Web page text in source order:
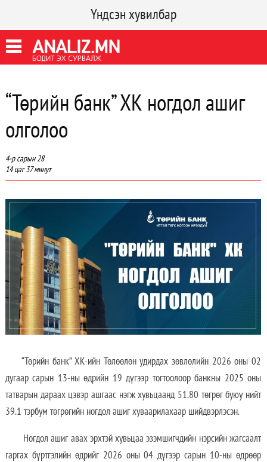
Үндсэн хувилбар
“Төрийн банк” ХК ногдол ашиг
олголоо
4-р сарын 28
14 цаг 37 минут
“Төрийн банк” ХК-ийн Төлөөлөн удирдах зөвлөлийн 2026 оны 02
дугаар сарын 13-ны өдрийн 19 дүгээр тогтоолоор банкны 2025 оны
татварын дараах цэвэр ашгаас нэгж хувьцаанд 51.80 төгрөг буюу нийт
39.1 тэрбум төгрөгийн ногдол ашиг хуваарилахаар шийдвэрлэсэн.
Ногдол ашиг авах эрхтэй хувьцаа эзэмшигчдийн нэрсийн жагсаалт
гаргах бүртгэлийн өдрийг 2026 оны 04 дүгээр сарын 10-ны өдрөөр